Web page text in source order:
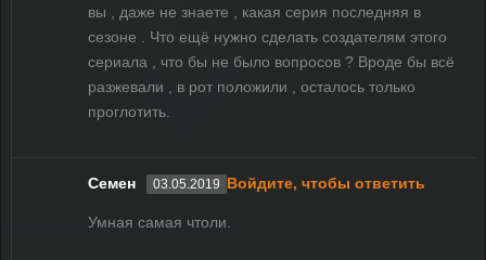
вы , даже не знаете , какая серия последняя в
сезоне . Что ещё нужно сделать создателям этого
сериала , что бы не было вопросов ? Вроде бы всё
разжевали , в рот положили , осталось только
проглотить.
Семен 03.05.2019 Войдите, чтобы ответить
Умная самая чтоли.